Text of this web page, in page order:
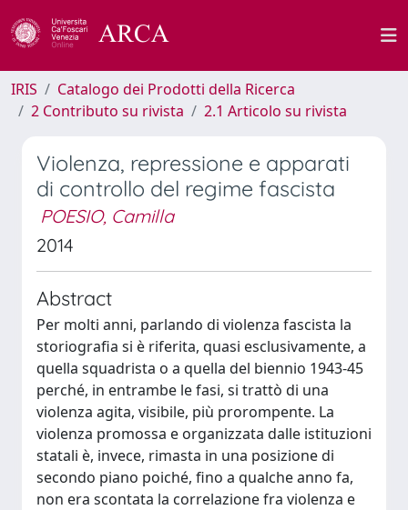
IRIS
Catalogo dei Prodotti della Ricerca
2 Contributo su rivista
2.1 Articolo su rivista
Violenza, repressione e apparati
di controllo del regime fascista
POESIO, Camilla
2014
Abstract
Per molti anni, parlando di violenza fascista la
storiografia si è riferita, quasi esclusivamente, a
quella squadrista o a quella del biennio 1943-45
perché, in entrambe le fasi, si trattò di una
violenza agita, visibile, più prorompente. La
violenza promossa e organizzata dalle istituzioni
statali è, invece, rimasta in una posizione di
secondo piano poiché, fino a qualche anno fa,
non era scontata la correlazione fra violenza e